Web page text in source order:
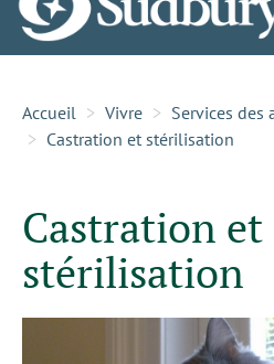
Accueil Vivre
Services des
Castration et stérilisation
Castration et
stérilisation